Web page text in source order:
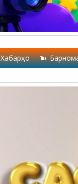
Хабарҳо